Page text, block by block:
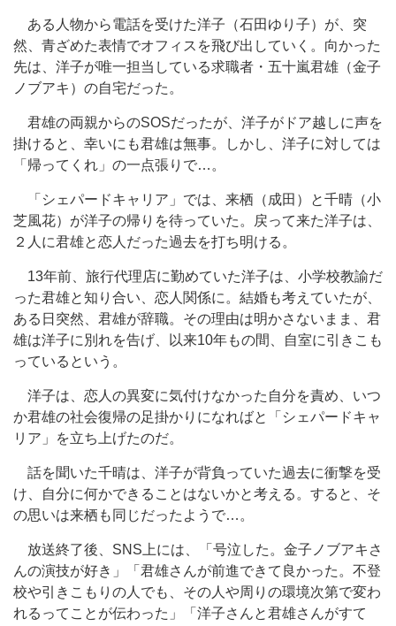
ある人物から電話を受けた洋子（石田ゆり子）が、突
然、青ざめた表情でオフィスを飛び出していく。向かった
先は、洋子が唯一担当している求職者・五十嵐君雄（金子
ノブアキ）の自宅だった。
君雄の両親からのSOSだったが、洋子がドア越しに声を
掛けると、幸いにも君雄は無事。しかし、洋子に対しては
「帰ってくれ」の一点張りで…。
「シェパードキャリア」では、来栖（成田）と千晴（小
芝風花）が洋子の帰りを待っていた。戻って来た洋子は、
２人に君雄と恋人だった過去を打ち明ける。
13年前、旅行代理店に勤めていた洋子は、小学校教諭だ
った君雄と知り合い、恋人関係に。結婚も考えていたが、
ある日突然、君雄が辞職。その理由は明かさないまま、君
雄は洋子に別れを告げ、以来10年もの間、自室に引きこも
っているという。
洋子は、恋人の異変に気付けなかった自分を責め、いつ
か君雄の社会復帰の足掛かりになればと「シェパードキャ
リア」を立ち上げたのだ。
話を聞いた千晴は、洋子が背負っていた過去に衝撃を受
け、自分に何かできることはないかと考える。すると、そ
の思いは来栖も同じだったようで…。
放送終了後、SNS上には、「号泣した。金子ノブアキさ
んの演技が好き」「君雄さんが前進できて良かった。不登
校や引きこもりの人でも、その人や周りの環境次第で変わ
れるってことが伝わった」「洋子さんと君雄さんがすて